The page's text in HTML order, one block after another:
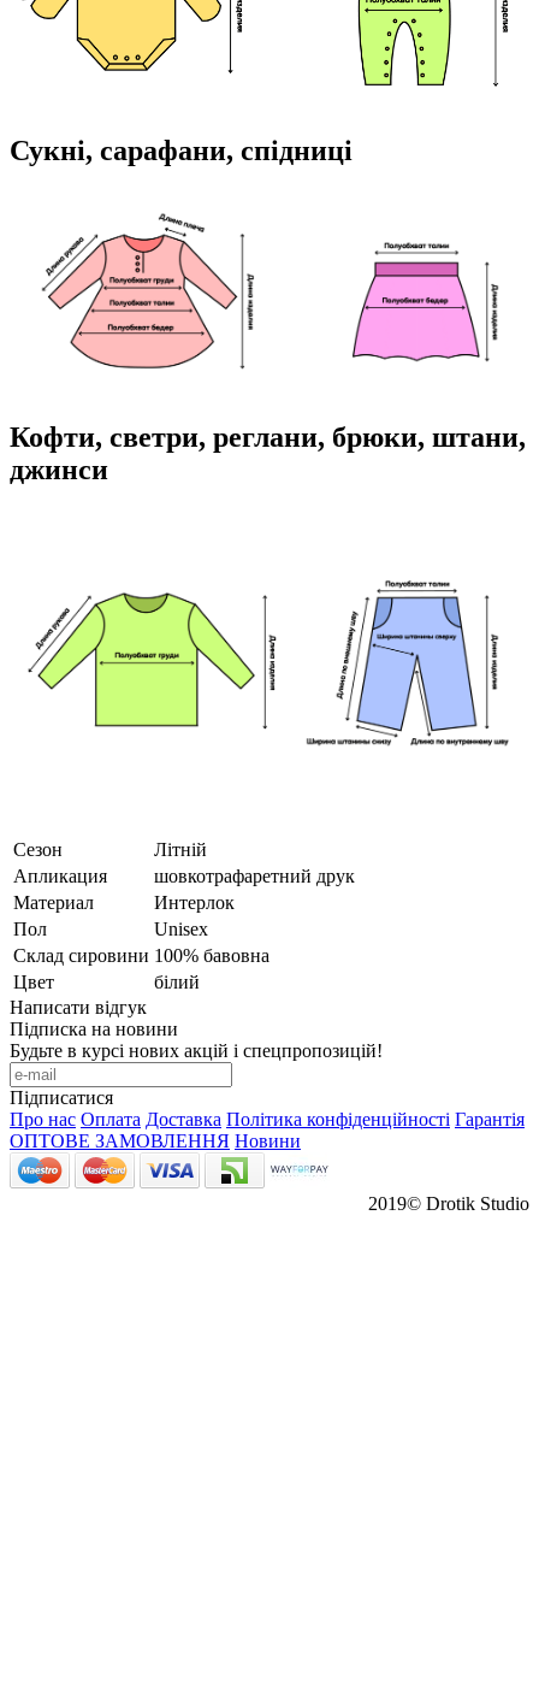
Сукні, сарафани, спідниці
Кофти, светри, реглани, брюки, штани,
джинси
Сезон
Літній
Апликация
шовкотрафаретний друк
Материал
Интерлок
Пол
Unisex
Склад сировини 100% бавовна
Цвет
білий
Написати відгук
Підписка на новини
Будьте в курсі нових акцій і спецпропозицій!
Підписатися
Про нас Оплата Доставка Політика конфіденційності Гарантія
ОПТОВЕ ЗАМОВЛЕННЯ Новини
2019© Drotik Studio